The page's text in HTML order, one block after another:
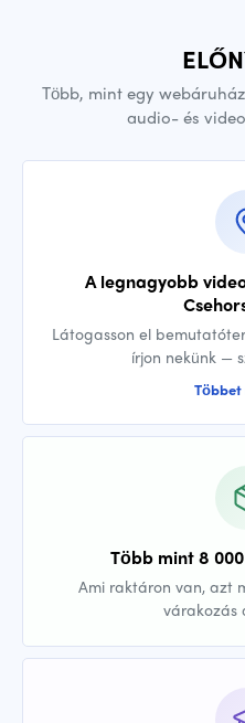
Több, mint egy
audio- és
A legnagyobb
Látogasson el
írjon nekünk —
Több mint 8
Ami raktáron van, azt
várakozás